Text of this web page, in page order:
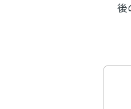
後